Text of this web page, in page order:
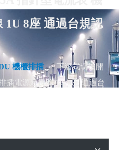
1U 8座 通過台規認
機櫃排插 » 下潛式切換開
插電源延長線 1U 8座 通過台